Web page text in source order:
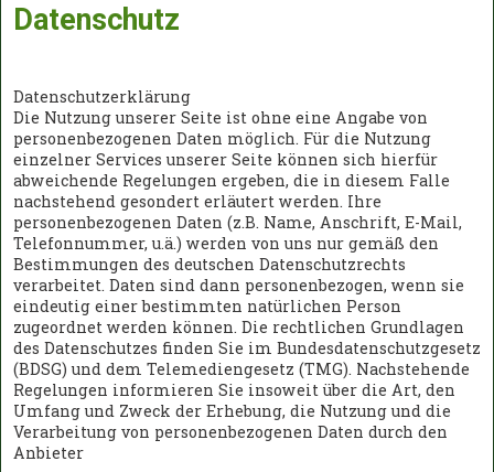
Datenschutz
Datenschutzerklärung
Die Nutzung unserer Seite ist ohne eine Angabe von
personenbezogenen Daten möglich. Für die Nutzung
einzelner Services unserer Seite können sich hierfür
abweichende Regelungen ergeben, die in diesem Falle
nachstehend gesondert erläutert werden. Ihre
personenbezogenen Daten (z.B. Name, Anschrift, E-Mail,
Telefonnummer, u.ä.) werden von uns nur gemäß den
Bestimmungen des deutschen Datenschutzrechts
verarbeitet. Daten sind dann personenbezogen, wenn sie
eindeutig einer bestimmten natürlichen Person
zugeordnet werden können. Die rechtlichen Grundlagen
des Datenschutzes finden Sie im Bundesdatenschutzgesetz
(BDSG) und dem Telemediengesetz (TMG). Nachstehende
Regelungen informieren Sie insoweit über die Art, den
Umfang und Zweck der Erhebung, die Nutzung und die
Verarbeitung von personenbezogenen Daten durch den
Anbieter